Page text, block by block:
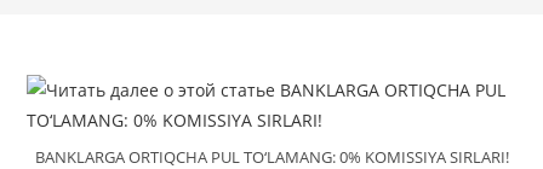
BANKLARGA ORTIQCHA PUL TO‘LAMANG: 0% KOMISSIYA SIRLARI!